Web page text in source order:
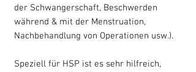
der Schwangerschaft, Beschwerden
während & mit der Menstruation,
Nachbehandlung von Operationen usw.).
Speziell für HSP ist es sehr hilfreich,